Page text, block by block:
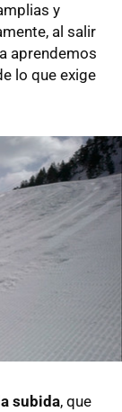
y
al salir
aprendemos
lo que exige
subida, que